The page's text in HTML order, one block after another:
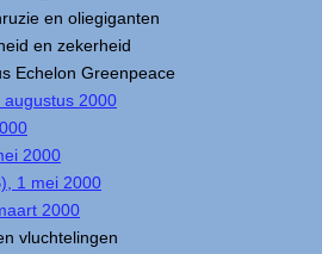
en oliegiganten
en zekerheid
Echelon Greenpeace
2000
2000
1 mei 2000
2000
vluchtelingen